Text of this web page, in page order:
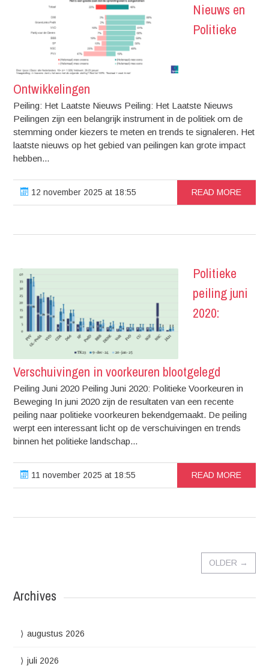
Nieuws en
Politieke
Ontwikkelingen
Peiling: Het Laatste Nieuws Peiling: Het Laatste Nieuws
Peilingen zijn een belangrijk instrument in de politiek om de
stemming onder kiezers te meten en trends te signaleren. Het
laatste nieuws op het gebied van peilingen kan grote impact
hebben...
12 november 2025 at 18:55 READ MORE
Politieke
peiling juni
2020:
Verschuivingen in voorkeuren blootgelegd
Peiling Juni 2020 Peiling Juni 2020: Politieke Voorkeuren in
Beweging In juni 2020 zijn de resultaten van een recente
peiling naar politieke voorkeuren bekendgemaakt. De peiling
werpt een interessant licht op de verschuivingen en trends
binnen het politieke landschap...
11 november 2025 at 18:55 READ MORE
OLDER →
Archives
augustus 2026
juli 2026